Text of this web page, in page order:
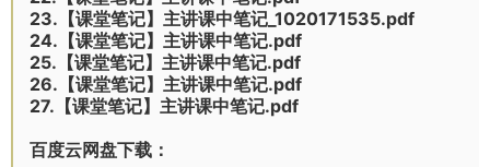
23.【课堂笔记】主讲课中笔记_1020171535.pdf
24.【课堂笔记】主讲课中笔记.pdf
25.【课堂笔记】主讲课中笔记.pdf
26.【课堂笔记】主讲课中笔记.pdf
27.【课堂笔记】主讲课中笔记.pdf
百度云网盘下载：